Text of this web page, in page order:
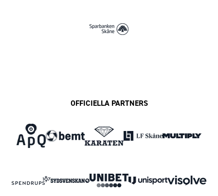
OFFICIELLA PARTNERS